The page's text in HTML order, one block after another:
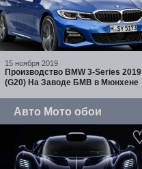
15 ноября 2019
Производство BMW 3-Series 2019
(G20) На Заводе БМВ в Мюнхене
Авто Мото обои